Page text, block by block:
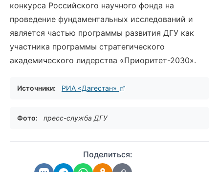
конкурса Российского научного фонда на
проведение фундаментальных исследований и
является частью программы развития ДГУ как
участника программы стратегического
академического лидерства «Приоритет-2030».
Источники: РИА «Дагестан»
Фото: пресс-служба ДГУ
Поделиться: